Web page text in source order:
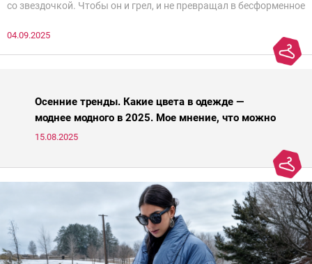
со звездочкой. Чтобы он и грел, и не превращал в бесформенное
паники.
04.09.2025
Осенние тренды. Какие цвета в одежде —
моднее модного в 2025. Мое мнение, что можно
носить, а что нет
15.08.2025